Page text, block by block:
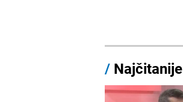
/ Najčitanije